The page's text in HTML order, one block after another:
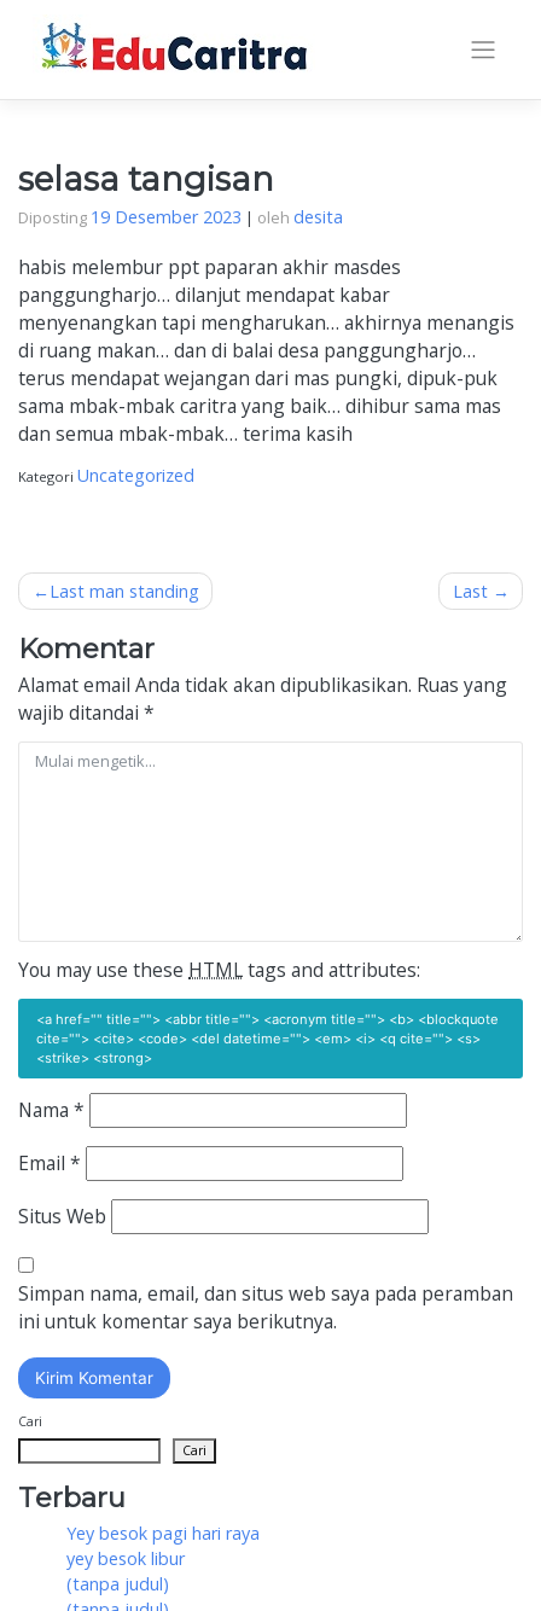
content
selasa tangisan
Diposting 19 Desember 2023 | oleh desita
habis melembur ppt paparan akhir masdes
panggungharjo… dilanjut mendapat kabar
menyenangkan tapi mengharukan… akhirnya menangis
di ruang makan… dan di balai desa panggungharjo…
terus mendapat wejangan dari mas pungki, dipuk-puk
sama mbak-mbak caritra yang baik… dihibur sama mas
dan semua mbak-mbak… terima kasih
Kategori Uncategorized
Navigasi
Last man standing Last
Komentar
Alamat email Anda tidak akan dipublikasikan. Ruas yang
wajib ditandai *
You may use these HTMLtags and attributes:
<a href="" title=""> <abbr title=""> <acronym title=""> <b> <blockquote
cite=""> <cite> <code> <del datetime=""> <em> <i> <q cite=""> <s>
<strike> <strong>
Nama *
Email *
Situs Web
Simpan nama, email, dan situs web saya pada peramban
ini untuk komentar saya berikutnya.
Cari
Cari
Terbaru
Yey besok pagi hari raya
yey besok libur
(tanpa judul)